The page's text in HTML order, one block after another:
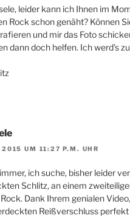
lei­der kann ich Ihnen im
Rock schon genäht? Kön­nen
und mir das Foto
dann doch hel­fen. Ich werd’s
UM 11:27 P.M. UHR
ich suche, bis­her lei­der
Schlitz, an einem
Dank Ihrem genia­len
Reiß­ver­schluss